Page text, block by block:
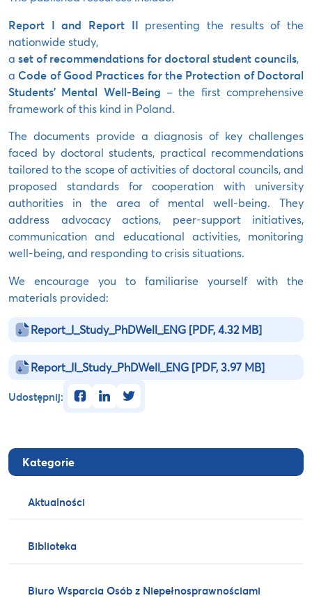
Kategorie
Aktualności
Biblioteka
Biuro Wsparcia Osób z Niepełnosprawnościami
Report I and Report II presenting the results of the
nationwide study,
a set of recommendations for doctoral student councils,
a Code of Good Practices for the Protection of Doctoral
Students’ Mental Well-Being – the first comprehensive
framework of this kind in Poland.
The documents provide a diagnosis of key challenges
faced by doctoral students, practical recommendations
tailored to the scope of activities of doctoral councils, and
proposed standards for cooperation with university
authorities in the area of mental well-being. They
address advocacy actions, peer-support initiatives,
communication and educational activities, monitoring
well-being, and responding to crisis situations.
We encourage you to familiarise yourself with the
materials provided:
Report_I_Study_PhDWell_ENG [PDF, 4.32 MB]
Report_II_Study_PhDWell_ENG [PDF, 3.97 MB]
Udostępnij: facebooklinkedintwitter